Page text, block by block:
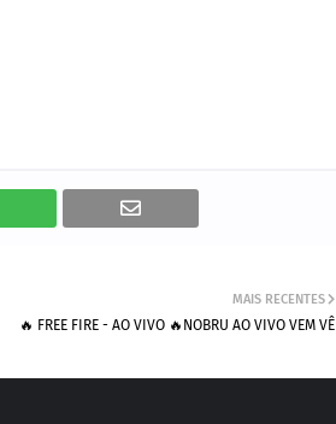
MAIS RECENTES
🔥 FREE FIRE - AO VIVO 🔥NOBRU AO VIVO VEM VÊ